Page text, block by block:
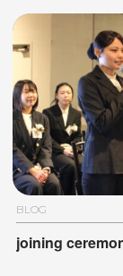
BLOG
joining